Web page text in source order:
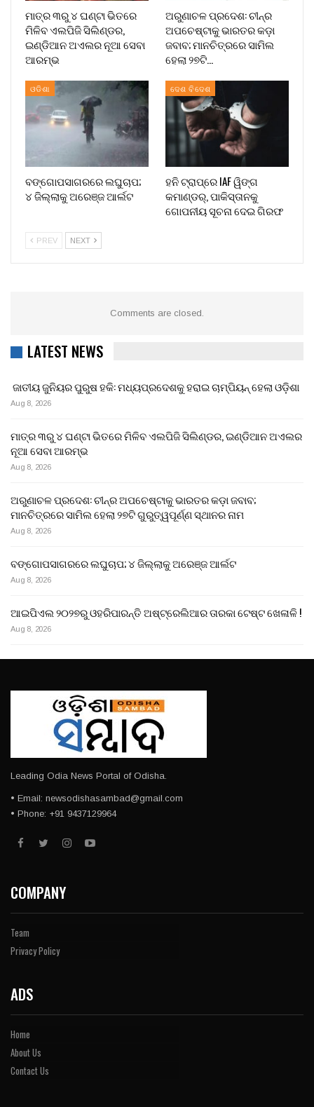
ମାତ୍ର ୩ରୁ ୪ ଘଣ୍ଟା ଭିତରେ
ମିଳିବ ଏଲପିଜି ସିଲିଣ୍ଡର,
ଇଣ୍ଡିଆନ ଅଏଲର ନୂଆ ସେବା
ଆରମ୍ଭ
ଅରୁଣାଚଳ ପ୍ରଦେଶ: ଚୀନ୍‌ର
ଅପଚେଷ୍ଟାକୁ ଭାରତର କଡ଼ା
ଜବାବ; ମାନଚିତ୍ରରେ ସାମିଲ
ହେଲା ୨୭ଟି…
ଓଡିଶା
ବଙ୍ଗୋପସାଗରରେ ଲଘୁଚାପ;
୪ ଜିଲ୍ଲାକୁ ଅରେଞ୍ଜ ଆର୍ଲଟ
ଦେଶ ବିଦେଶ
ହନି ଟ୍ରାପ୍‌ରେ IAF ୱିଙ୍ଗ
କମାଣ୍ଡର୍, ପାକିସ୍ତାନକୁ
ଗୋପନୀୟ ସୂଚନା ଦେଇ ଗିରଫ
PREV NEXT
Comments are closed.
LATEST NEWS
ଜାତୀୟ ଜୁନିୟର ପୁରୁଷ ହକି: ମଧ୍ୟପ୍ରଦେଶକୁ ହରାଇ ଚାମ୍ପିୟନ୍ ହେଲା ଓଡ଼ିଶା
Aug 8, 2026
ମାତ୍ର ୩ରୁ ୪ ଘଣ୍ଟା ଭିତରେ ମିଳିବ ଏଲପିଜି ସିଲିଣ୍ଡର, ଇଣ୍ଡିଆନ ଅଏଲର
ନୂଆ ସେବା ଆରମ୍ଭ
Aug 8, 2026
ଅରୁଣାଚଳ ପ୍ରଦେଶ: ଚୀନ୍‌ର ଅପଚେଷ୍ଟାକୁ ଭାରତର କଡ଼ା ଜବାବ;
ମାନଚିତ୍ରରେ ସାମିଲ ହେଲା ୨୭ଟି ଗୁରୁତ୍ୱପୂର୍ଣ୍ଣ ସ୍ଥାନର ନାମ
Aug 8, 2026
ବଙ୍ଗୋପସାଗରରେ ଲଘୁଚାପ; ୪ ଜିଲ୍ଲାକୁ ଅରେଞ୍ଜ ଆର୍ଲଟ
Aug 8, 2026
ଆଇପିଏଲ ୨୦୨୭ରୁ ଓହରିପାରନ୍ତି ଅଷ୍ଟ୍ରେଲିଆର ତାରକା ଟେଷ୍ଟ ଖେଳାଳି !
Aug 8, 2026
Leading Odia News Portal of Odisha.
• Email: newsodishasambad@gmail.com
• Phone: +91 9437129964
COMPANY
Team
Privacy Policy
ADS
Home
About Us
Contact Us